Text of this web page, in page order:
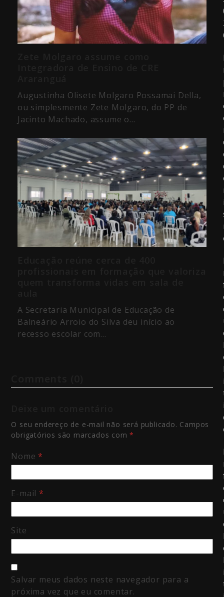
Augustinha Olisete Molgaro Possamai Della,
ou simplesmente Zete Molgaro, do PP de
Jacinto Machado, assume o…
A Secretaria Municipal de Educação de
Balneário Arroio do Silva deu início ao
recesso escolar com…
O seu endereço de e-mail não será publicado. Campos
obrigatórios são marcados com*
Nome*
E-mail*
Site
Salvar meus dados neste navegador para a
próxima vez que eu comentar.